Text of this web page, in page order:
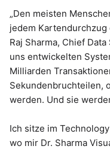
„Den meisten
jedem Kartendurchzug
Raj Sharma, Chief
uns entwickelten
Milliarden
Sekundenbruchteilen,
werden. Und sie
Ich sitze im
wo mir Dr. Sharma